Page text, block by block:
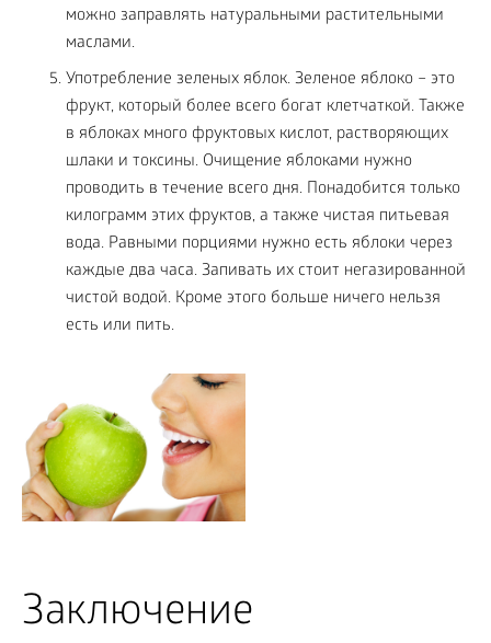
можно заправлять натуральными растительными
маслами.
Употребление зеленых яблок. Зеленое яблоко – это
фрукт, который более всего богат клетчаткой. Также
в яблоках много фруктовых кислот, растворяющих
шлаки и токсины. Очищение яблоками нужно
проводить в течение всего дня. Понадобится только
килограмм этих фруктов, а также чистая питьевая
вода. Равными порциями нужно есть яблоки через
каждые два часа. Запивать их стоит негазированной
чистой водой. Кроме этого больше ничего нельзя
есть или пить.
Заключение